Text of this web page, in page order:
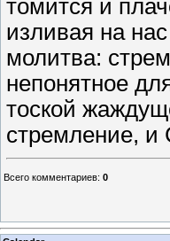
томится и
изливая на
молитва:
непонятное
тоской
стремление, и
Всего комментариев: 0